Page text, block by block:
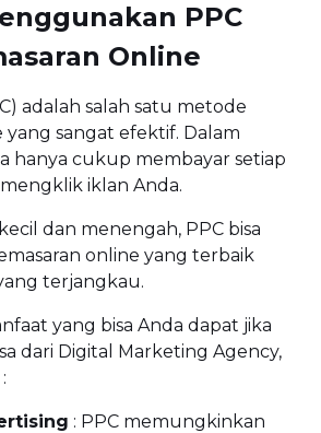
PPC
Online
adalah salah satu metode
yang sangat efektif. Dalam
hanya cukup membayar setiap
iklan Anda.
dan menengah, PPC bisa
online yang terbaik
terjangkau.
yang bisa Anda dapat jika
dari Digital Marketing Agency,
: PPC memungkinkan